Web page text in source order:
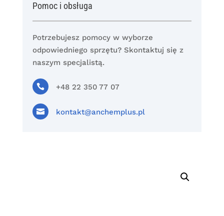
Pomoc i obsługa
Potrzebujesz pomocy w wyborze
odpowiedniego sprzętu? Skontaktuj się z
naszym specjalistą.
 +48 22 350 77 07
 kontakt@anchemplus.pl